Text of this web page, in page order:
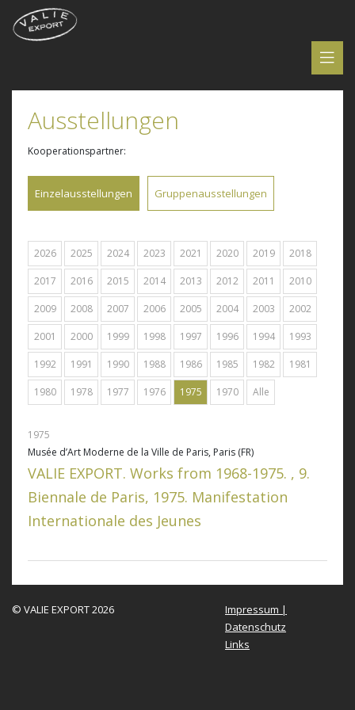
Ausstellungen
Kooperationspartner:
Einzelausstellungen Gruppenausstellungen
2026 2025 2024 2023 2021 2020 2019 2018
2017 2016 2015 2014 2013 2012 2011 2010
2009 2008 2007 2006 2005 2004 2003 2002
2001 2000 1999 1998 1997 1996 1994 1993
1992 1991 1990 1988 1986 1985 1982 1981
1980 1978 1977 1976 1975 1970 Alle
1975
Musée d’Art Moderne de la Ville de Paris, Paris (FR)
VALIE EXPORT. Works from 1968-1975. , 9.
Biennale de Paris, 1975. Manifestation
Internationale des Jeunes
© VALIE EXPORT 2026
Impressum |
Datenschutz
Links